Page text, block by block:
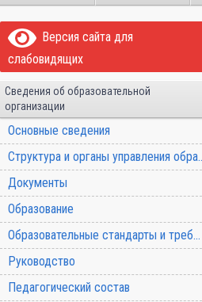
Версия сайта для
слабовидящих
Сведения об образовательной
организации
Основные сведения
Структура и органы
Документы
Образование
Образовательные стандарты и требования
Руководство
Педагогический состав